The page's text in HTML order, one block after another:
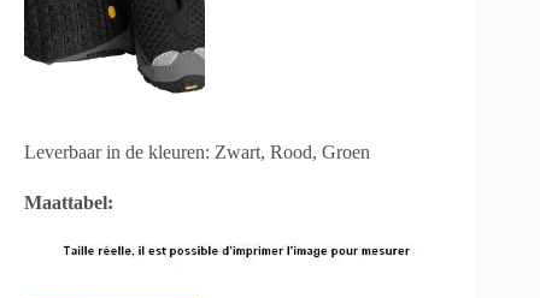
Leverbaar in de kleuren: Zwart, Rood, Groen
Maattabel: